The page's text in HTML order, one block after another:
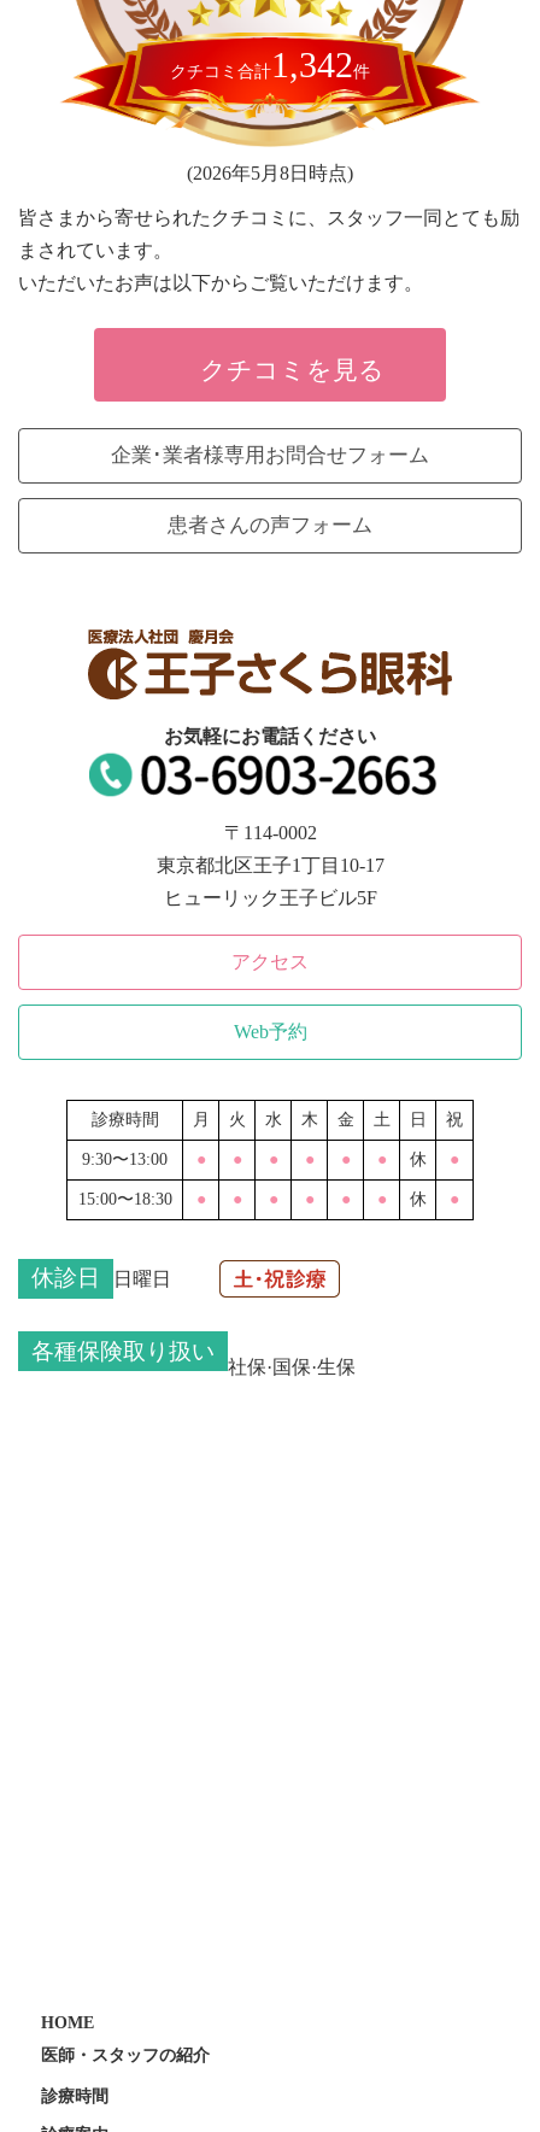
クチコミ合計1,342件
(2026年5月8日時点)
皆さまから寄せられたクチコミに、スタッフ一同とても励
まされています。
いただいたお声は以下からご覧いただけます。
クチコミを見る
企業･業者様専用お問合せフォーム
患者さんの声フォーム
お気軽にお電話ください
〒114-0002
東京都北区王子1丁目10-17
ヒューリック王子ビル5F
アクセス
Web予約
診療時間 月 火 水 木 金 土 日 祝
9:30〜13:00 ● ● ● ● ● ● 休 ●
15:00〜18:30 ● ● ● ● ● ● 休 ●
休診日 日曜日
各種保険取り扱い
社保·国保·生保
HOME
医師・スタッフの紹介
診療時間